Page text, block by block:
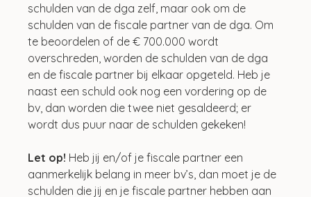
schulden van de dga zelf, maar ook om de
schulden van de fiscale partner van de dga. Om
te beoordelen of de € 700.000 wordt
overschreden, worden de schulden van de dga
en de fiscale partner bij elkaar opgeteld. Heb je
naast een schuld ook nog een vordering op de
bv, dan worden die twee niet gesaldeerd; er
wordt dus puur naar de schulden gekeken!
Let op! Heb jij en/of je fiscale partner een
aanmerkelijk belang in meer bv’s, dan moet je de
schulden die jij en je fiscale partner hebben aan